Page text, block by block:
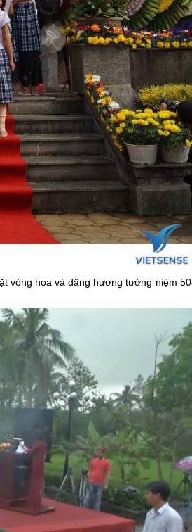
vòng hoa và dâng hương tưởng niệm